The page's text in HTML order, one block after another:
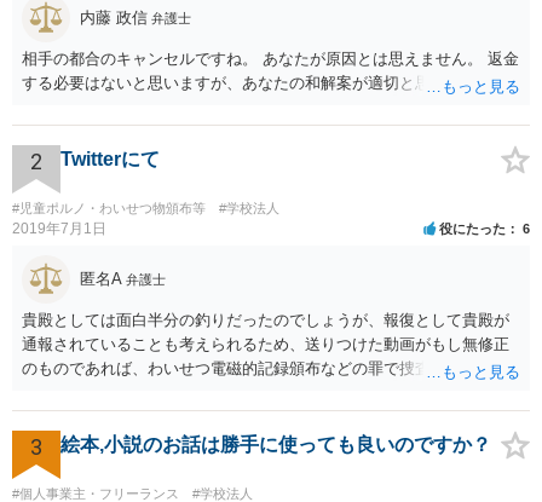
内藤 政信 弁護士
相手の都合のキャンセルですね。 あなたが原因とは思えません。 返金
する必要はないと思いますが、あなたの和解案が適切と思います。
2 Twitterにて
#児童ポルノ・わいせつ物頒布等 #学校法人
2019年7月1日 役にたった 6
匿名A 弁護士
貴殿としては面白半分の釣りだったのでしょうが、報復として貴殿が
通報されていることも考えられるため、送りつけた動画がもし無修正
のものであれば、わいせつ電磁的記録頒布などの罪で捜査の対象にな
察が自宅に来て、パソコンの中身を見られたり事情聴取を受けたりす
る可能性はゼロとは言えません。このようなことが繰り返されないこ
とを望みます。 まあ警察もこのような軽微な事案まではなかなか手が
回らないと思いますが。 それと、動画についてＫ高校の名前が挙がっ
3 絵本,小説のお話は勝手に使っても良いのですか？
#個人事業主・フリーランス #学校法人